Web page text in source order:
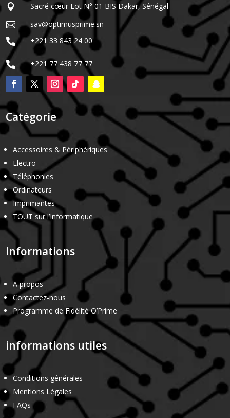
 Sacré cœur Lot N° 01 BIS Dakar, Sénégal
 sav@optimusprime.sn
 +221 33 843 24 00
 +221 77 438 77 77
Catégorie
Accessoires & Périphériques
Electro
Téléphonies
Ordinateurs
Imprimantes
TOUT sur l’Informatique
Informations
A propos
Contactez-nous
Programme de Fidélité O’Prime
informations utiles
Conditions générales
Mentions Légales
FAQs